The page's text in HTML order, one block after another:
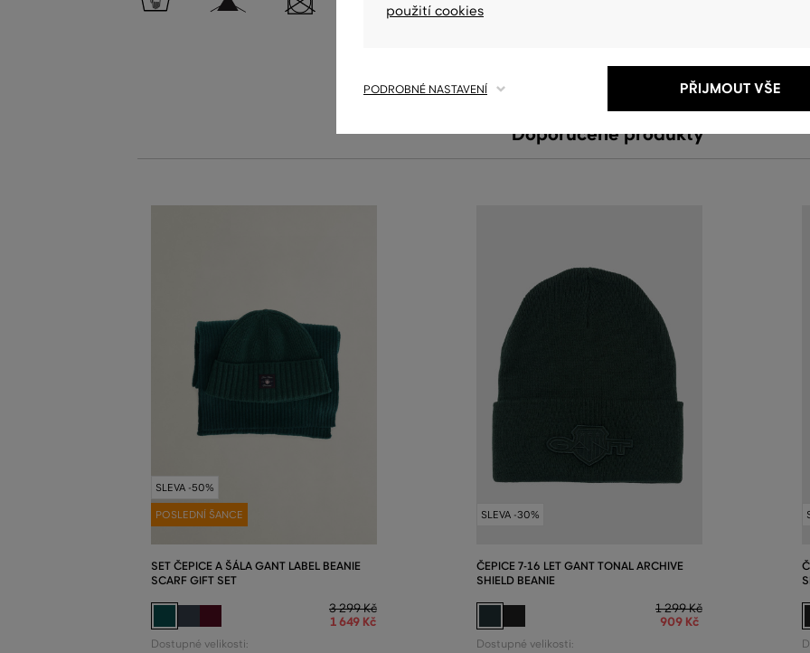
Doporučené produkty
SLEVA -50%
POSLEDNÍ ŠANCE
SET ČEPICE A ŠÁLA GANT LABEL BEANIE
SCARF GIFT SET
3 299 Kč
1 649 Kč
Dostupné velikosti:
SLEVA -30%
ČEPICE 7-16 LET GANT TONAL ARCHIVE
SHIELD BEANIE
1 299 Kč
909 Kč
Dostupné velikosti:
použití cookies
PODROBNÉ NASTAVENÍ PŘIJMOUT VŠE